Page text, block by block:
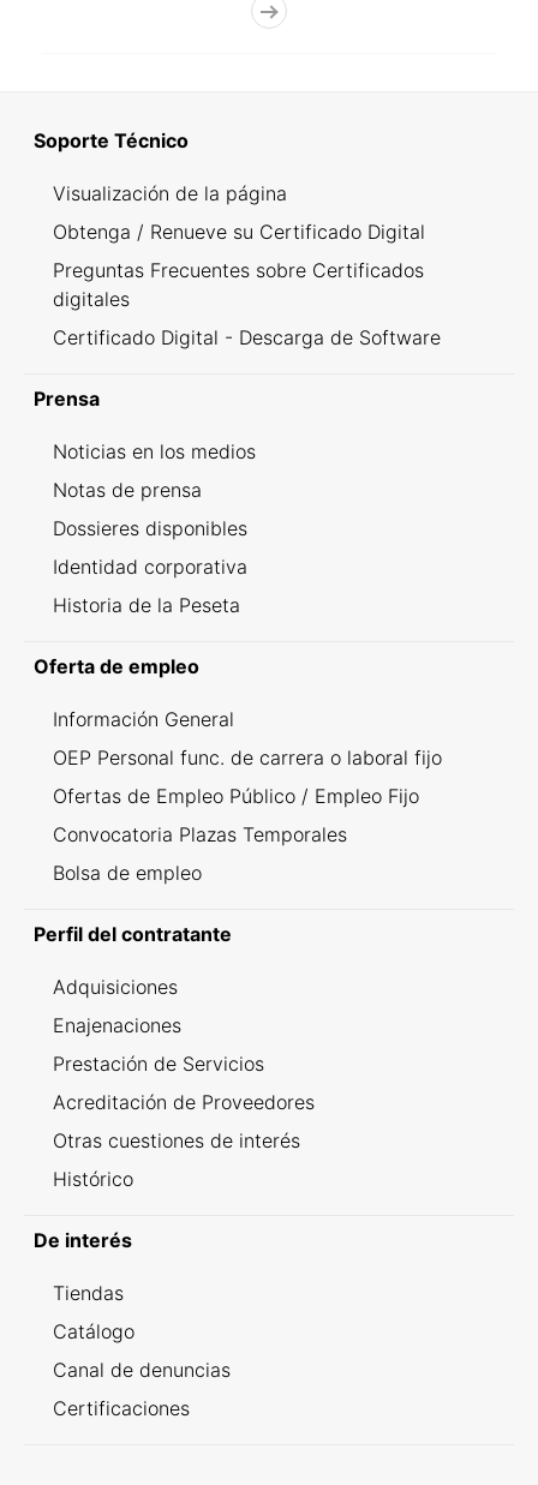
Soporte Técnico
Visualización de la página
Obtenga / Renueve su Certificado Digital
Preguntas Frecuentes sobre Certificados
digitales
Certificado Digital - Descarga de Software
Prensa
Noticias en los medios
Notas de prensa
Dossieres disponibles
Identidad corporativa
Historia de la Peseta
Oferta de empleo
Información General
OEP Personal func. de carrera o laboral fijo
Ofertas de Empleo Público / Empleo Fijo
Convocatoria Plazas Temporales
Bolsa de empleo
Perfil del contratante
Adquisiciones
Enajenaciones
Prestación de Servicios
Acreditación de Proveedores
Otras cuestiones de interés
Histórico
De interés
Tiendas
Catálogo
Canal de denuncias
Certificaciones